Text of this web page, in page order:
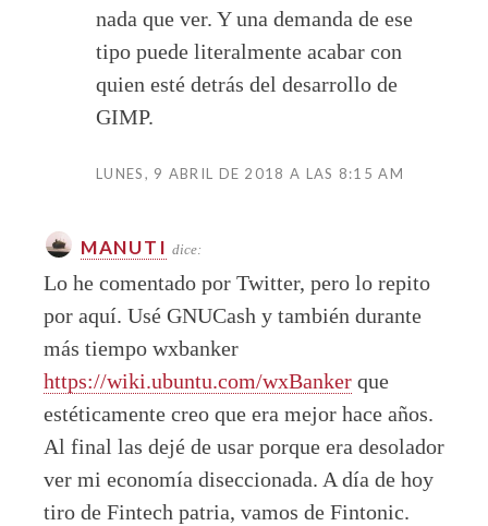
nada que ver. Y una demanda de ese
tipo puede literalmente acabar con
quien esté detrás del desarrollo de
GIMP.
LUNES, 9 ABRIL DE 2018 A LAS 8:15 AM
MANUTI dice:
Lo he comentado por Twitter, pero lo repito
por aquí. Usé GNUCash y también durante
más tiempo wxbanker
https://wiki.ubuntu.com/wxBanker que
estéticamente creo que era mejor hace años.
Al final las dejé de usar porque era desolador
ver mi economía diseccionada. A día de hoy
tiro de Fintech patria, vamos de Fintonic.